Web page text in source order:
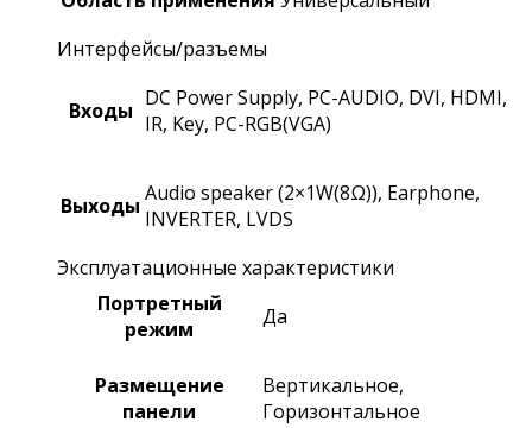
Интерфейсы/разъемы
Входы DC Power Supply, PC-AUDIO, DVI, HDMI,
IR, Key, PC-RGB(VGA)
Выходы Audio speaker (2×1W(8Ω)), Earphone,
INVERTER, LVDS
Эксплуатационные характеристики
Портретный
режим
Да
Размещение
панели
Вертикальное,
Горизонтальное